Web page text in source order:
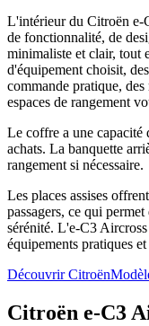
L'intérieur du Citroën e-
de fonctionnalité, de
minimaliste et clair, tout
d'équipement choisit,
commande pratique,
espaces de rangement
Le coffre a une capacité
achats. La banquette
rangement si nécessaire.
Les places assises
passagers, ce qui
sérénité. L'e-C3
équipements pratiques
Découvrir Citroën
Citroën e-C3